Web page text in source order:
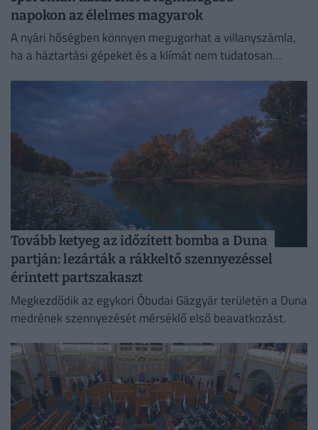
napokon az élelmes magyarok
A nyári hőségben könnyen megugorhat a villanyszámla,
ha a háztartási gépeket és a klímát nem tudatosan
Tovább ketyeg az időzített bomba a Duna
partján: lezárták a rákkeltő szennyezéssel
érintett partszakaszt
Megkezdődik az egykori Óbudai Gázgyár területén a Duna
medrének szennyezését mérséklő első beavatkozást.